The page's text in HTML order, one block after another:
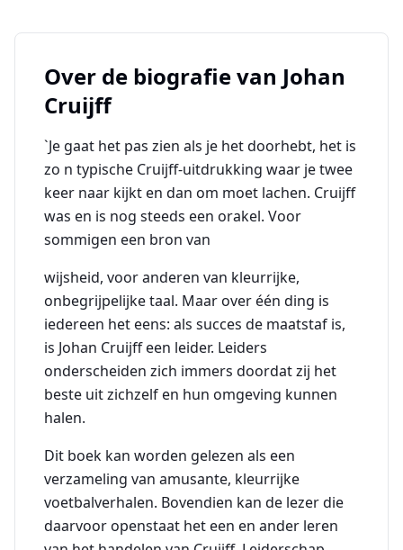
Over de biografie van Johan
Cruijff
`Je gaat het pas zien als je het doorhebt, het is
zo n typische Cruijff-uitdrukking waar je twee
keer naar kijkt en dan om moet lachen. Cruijff
was en is nog steeds een orakel. Voor
sommigen een bron van
wijsheid, voor anderen van kleurrijke,
onbegrijpelijke taal. Maar over één ding is
iedereen het eens: als succes de maatstaf is,
is Johan Cruijff een leider. Leiders
onderscheiden zich immers doordat zij het
beste uit zichzelf en hun omgeving kunnen
halen.
Dit boek kan worden gelezen als een
verzameling van amusante, kleurrijke
voetbalverhalen. Bovendien kan de lezer die
daarvoor openstaat het een en ander leren